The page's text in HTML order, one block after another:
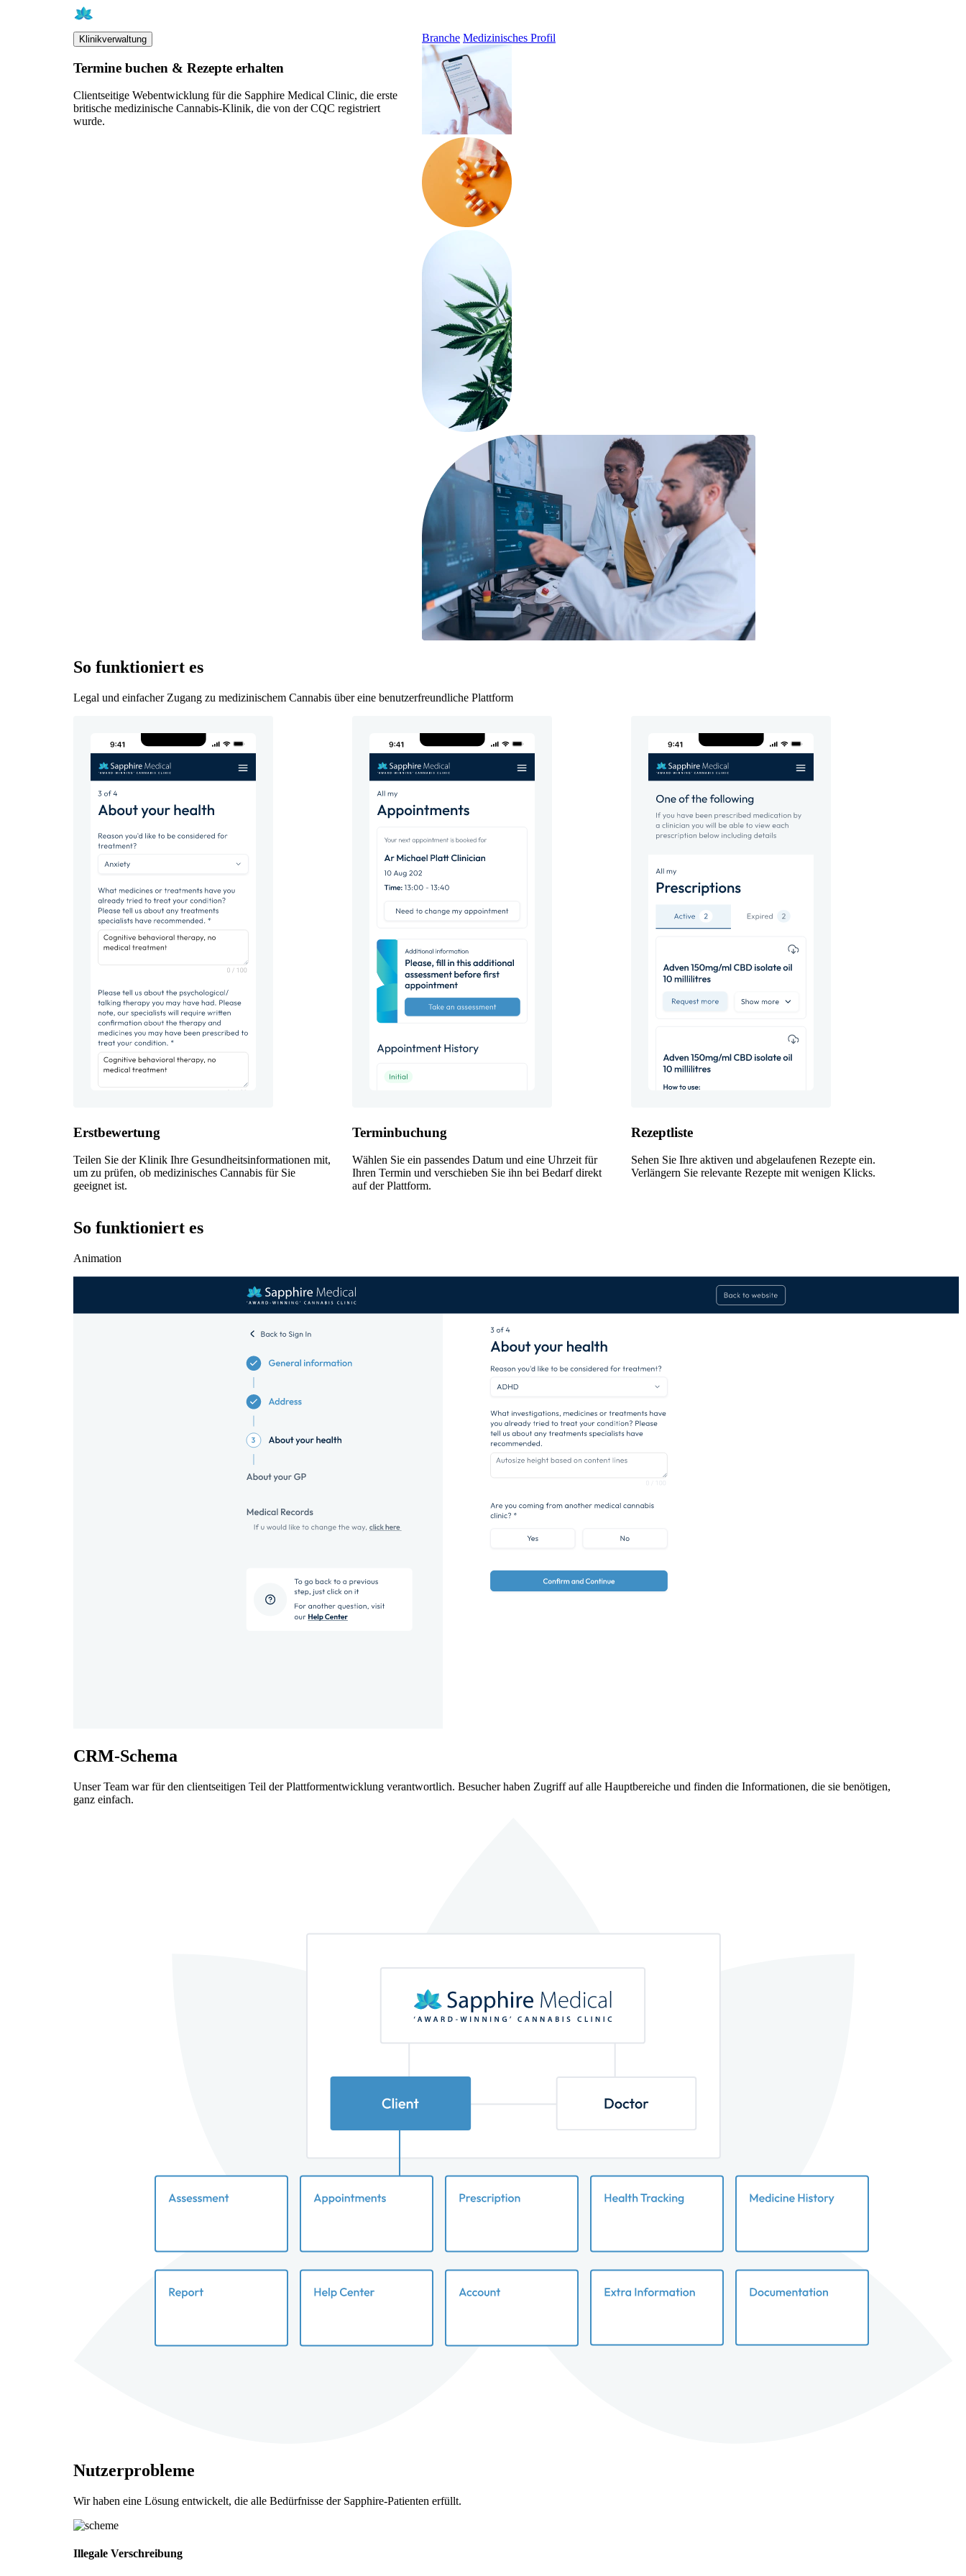
Klinikverwaltung
Termine buchen & Rezepte erhalten
Clientseitige Webentwicklung für die Sapphire Medical Clinic, die erste
britische medizinische Cannabis-Klinik, die von der CQC registriert
wurde.
Branche Medizinisches Profil
So funktioniert es
Legal und einfacher Zugang zu medizinischem Cannabis über eine benutzerfreundliche Plattform
Erstbewertung
Teilen Sie der Klinik Ihre Gesundheitsinformationen mit,
um zu prüfen, ob medizinisches Cannabis für Sie
geeignet ist.
Terminbuchung
Wählen Sie ein passendes Datum und eine Uhrzeit für
Ihren Termin und verschieben Sie ihn bei Bedarf direkt
auf der Plattform.
Rezeptliste
Sehen Sie Ihre aktiven und abgelaufenen Rezepte ein.
Verlängern Sie relevante Rezepte mit wenigen Klicks.
So funktioniert es
Animation
CRM-Schema
Unser Team war für den clientseitigen Teil der Plattformentwicklung verantwortlich. Besucher haben Zugriff auf alle Hauptbereiche und finden die Informationen, die sie benötigen,
ganz einfach.
Nutzerprobleme
Wir haben eine Lösung entwickelt, die alle Bedürfnisse der Sapphire-Patienten erfüllt.
Illegale Verschreibung